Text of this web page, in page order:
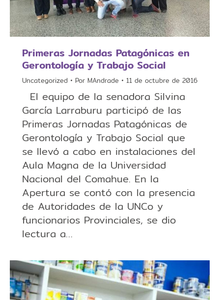
Primeras Jornadas Patagónicas en
Uncategorized Por MAndrade 11 de octubre de 2016
El equipo de la senadora Silvina
García Larraburu participó de las
Primeras Jornadas Patagónicas de
Gerontología y Trabajo Social que
se llevó a cabo en instalaciones del
Aula Magna de la Universidad
Nacional del Comahue. En la
Apertura se contó con la presencia
de Autoridades de la UNCo y
funcionarios Provinciales, se dio
lectura a…